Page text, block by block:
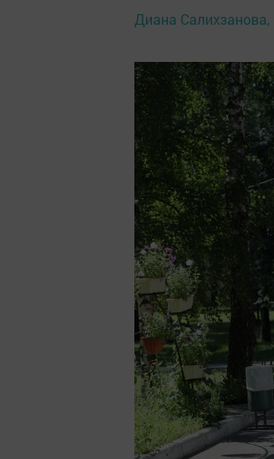
Диана Салихзанова,